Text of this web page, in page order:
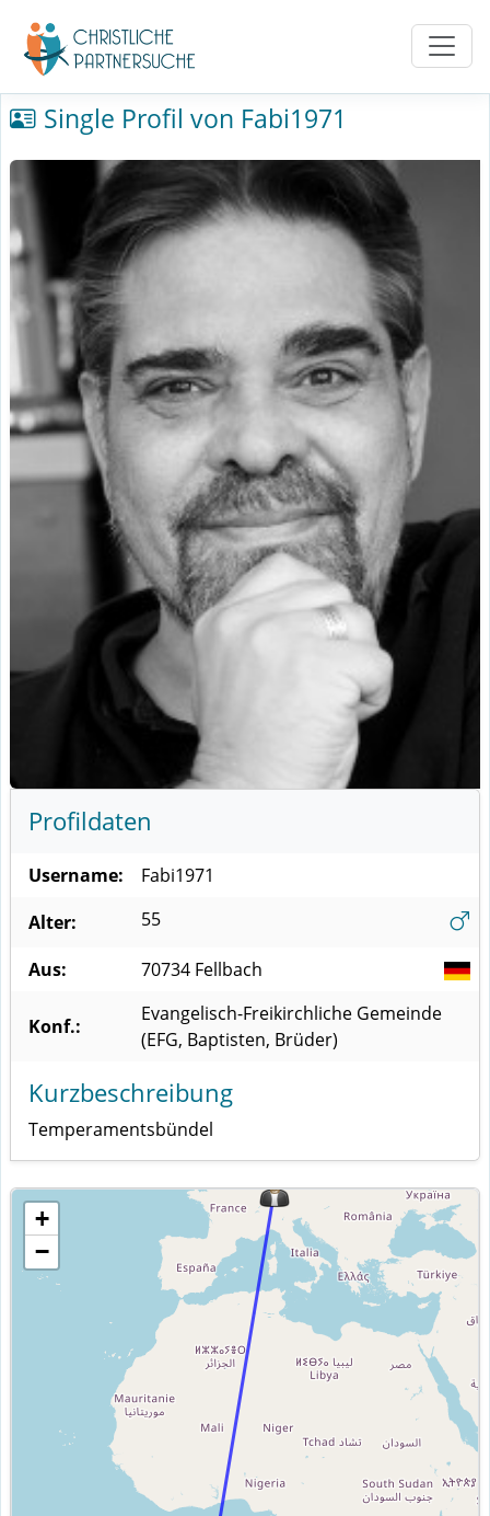
Single Profil von Fabi1971
Profildaten
Username:
Fabi1971
Alter:
55
Aus: 70734 Fellbach
Konf.:
Evangelisch-Freikirchliche Gemeinde
(EFG, Baptisten, Brüder)
Kurzbeschreibung
Temperamentsbündel
+
−